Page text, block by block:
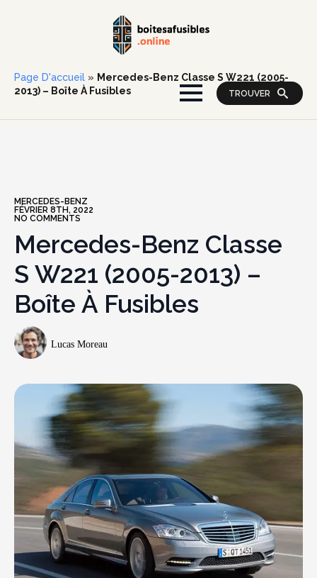
TROUVER
Page D'accueil » Mercedes-Benz Classe S W221 (2005-
2013) – Boîte À Fusibles
MERCEDES-BENZ
FÉVRIER 8TH, 2022
NO COMMENTS
Mercedes-Benz Classe
S W221 (2005-2013) –
Boîte À Fusibles
Lucas Moreau